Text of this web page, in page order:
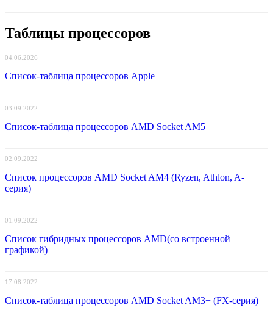
Таблицы процессоров
04.06.2026
Список-таблица процессоров Apple
03.09.2022
Список-таблица процессоров AMD Socket AM5
02.09.2022
Список процессоров AMD Socket AM4 (Ryzen, Athlon, A-
серия)
01.09.2022
Список гибридных процессоров AMD(со встроенной
графикой)
17.08.2022
Список-таблица процессоров AMD Socket AM3+ (FX-серия)